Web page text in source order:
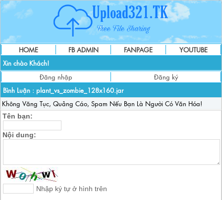
HOME FB ADMIN FANPAGE
YOUTUBE
Xin chào Khách!
Đăng nhập
Đăng ký
Bình Luận : plant_vs_zombie_128x160.jar
Không Văng Tục, Quảng Cáo, Spam Nếu Bạn Là Người Có Văn Hóa!
Tên bạn:
Nội dung:
Nhập ký tự ở hình trên